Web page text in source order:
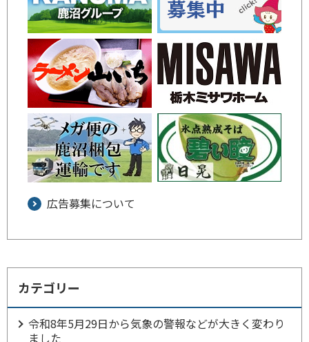
広告募集について
カテゴリー
令和8年5月29日から気象の警報などが大きく変わり
ました